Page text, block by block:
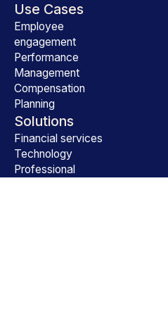
Use Cases
Employee
engagement
Performance
Management
Compensation
Planning
Solutions
Financial services
Technology
Professional